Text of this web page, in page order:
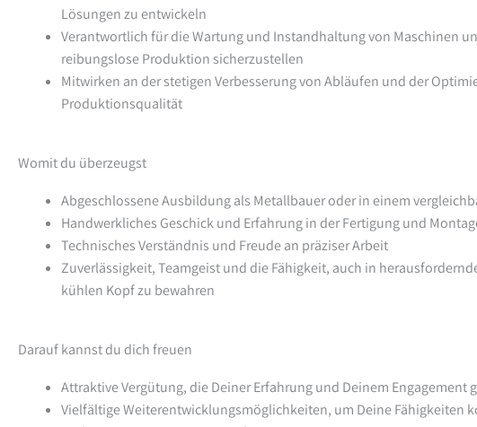
Lösungen zu entwickeln
Verantwortlich für die Wartung und Instandhaltung von Maschinen
reibungslose Produktion sicherzustellen
Mitwirken an der stetigen Verbesserung von Abläufen und der
Produktionsqualität
Womit du überzeugst
Abgeschlossene Ausbildung als Metallbauer oder in einem
Handwerkliches Geschick und Erfahrung in der Fertigung und
Technisches Verständnis und Freude an präziser Arbeit
Zuverlässigkeit, Teamgeist und die Fähigkeit, auch in
kühlen Kopf zu bewahren
Darauf kannst du dich freuen
Attraktive Vergütung, die Deiner Erfahrung und Deinem Engagement
Vielfältige Weiterentwicklungsmöglichkeiten, um Deine Fähigkeiten